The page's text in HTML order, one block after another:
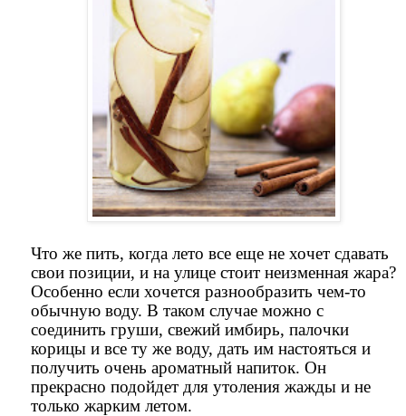
Что же пить, когда лето все еще не хочет сдавать
свои позиции, и на улице стоит неизменная жара?
Особенно если хочется разнообразить чем-то
обычную воду. В таком случае можно с
соединить груши, свежий имбирь, палочки
корицы и все ту же воду, дать им настояться и
получить очень ароматный напиток. Он
прекрасно подойдет для утоления жажды и не
только жарким летом.